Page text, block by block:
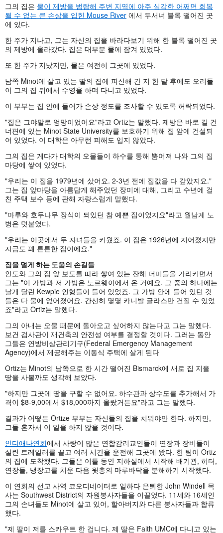
그의 집은 물이 제방을 범람해 주변 지역에 아주 심각한 어쩌면 회복
될 수 없는 큰 손상을 입힌 Mouse River 에서 두서너 블록 떨어진 곳
에 있다.
한 주가 지나고, 그는 자신의 집을 바라다보기 위해 한 블록 떨어진 곳
의 제방에 올라갔다. 집은 대부분 물에 잠겨 있었다.
또 한 주가 지났지만, 물은 여전히 그곳에 있었다.
남쪽 Minot에 살고 있는 딸의 집에 피신해 간 지 한 달 후에도 오리들
이 그의 집 뒤에서 수영을 하며 다니고 있었다.
이 부부는 집 안에 들어가 손상 정도를 조사할 수 있도록 허락되었다.
"집은 그야말로 엉망이었어요"라고 Ortiz는 말했다. 제방은 바로 길 건
너편에 있는 Minot State University를 보호하기 위해 집 앞에 건설되
어 있었다. 이 대학은 아무런 피해도 입지 않았다.
그의 집은 게다가 대학의 오물들이 하수를 통해 뿜어져 나와 그의 집
마당에 쌓여 있었다.
"우리는 이 집을 1979년에 샀어요. 2-3년 전에 집값을 다 갚았지요."
그는 집 앞마당을 아름답게 해주었던 장미에 대해, 그리고 수년에 걸
친 주택 보수 등에 관해 자랑스럽게 말했다.
"마루와 호두나무 장식이 되있던 참 예쁜 집이었지요"라고 월남계 노
병은 덧붙였다.
"우리는 이곳에서 두 자녀들을 키웠죠. 이 집은 1926년에 지어졌지만
지금도 꽤 튼튼한 집이에요."
짐을 덜게 하는 도움의 손길들
인도와 그의 집 앞 보도를 따라 쌓여 있는 잔해 더미들을 가리키면서
그는 "이 가방과 저 가방은 노르웨이에서 온 거예요. 그 중의 하나에는
날개 달린 Kewpie 인형들이 들어 있었죠. 그 가방 안에 들어 있던 것
들은 다 물에 없어졌어요. 간신히 몇몇 카니발 글라스만 건질 수 있었
죠"라고 Ortiz는 말했다.
그의 아내는 오물 때문에 돌아오고 싶어하지 않는다고 그는 말했다.
보건 검사관이 재건축의 안전성 여부를 결정할 것이다. 그러는 동안
그들은 연방비상관리기구(Federal Emergency Management
Agency)에서 제공해주는 이동식 주택에 살게 된다
Ortiz는 Minot의 남쪽으로 한 시간 떨어진 Bismarck에 새로 집 지을
땅을 사볼까도 생각해 보았다.
"하지만 그곳에 땅을 구할 수 없어요. 하수관과 상수도를 추가해서 가
격이 $8-9,00에서 $18,000까지 올랐거든요"라고 그는 말했다.
결과가 어떻든 Ortize 부부는 자신들의 집을 치워야만 한다. 하지만,
그들 혼자서 이 일을 하지 않을 것이다.
인디애나연회에서 사랑이 많은 연합감리교인들이 연장과 장비들이
실린 트레일러를 끌고 여러 시간을 운전해 그곳에 왔다. 한 팀이 Ortiz
의 집에 도착했다. 그들은 이틀 동안 지하실에서 시작해 배기관, 히터,
연장들, 냉장고를 치운 다음 윗층의 마루바닥을 분해하기 시작했다.
이 연회의 선교 사역 코오디네이터로 일하다 은퇴한 John Windell 목
사는 Southwest District의 자원봉사자들을 이끌었다. 11세와 16세인
그의 손녀들도 Minot에 살고 있어, 할아버지와 다른 봉사자들과 합류
했다.
"제 딸이 저를 스카우트 한 겁니다. 제 딸은 Faith UMC에 다니고 있는